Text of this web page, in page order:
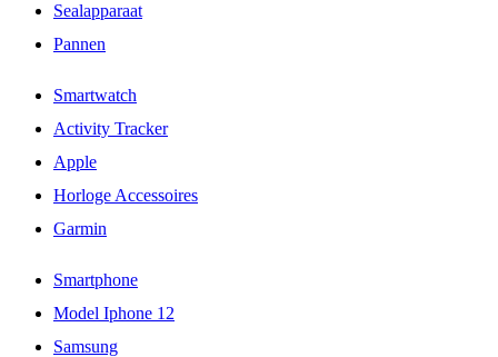
Sealapparaat
Pannen
Smartwatch
Activity Tracker
Apple
Horloge Accessoires
Garmin
Smartphone
Model Iphone 12
Samsung